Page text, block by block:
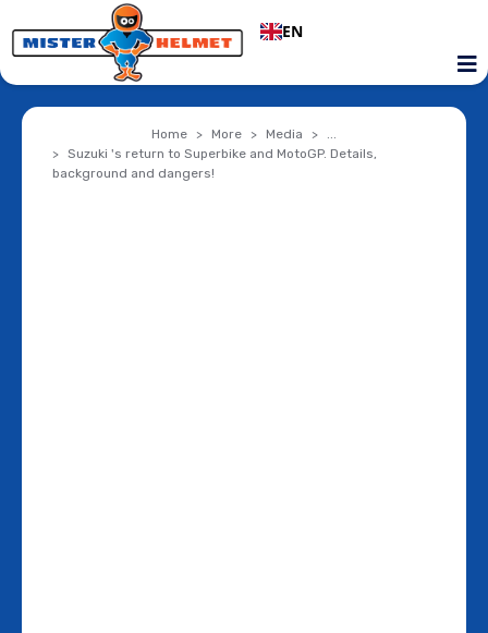
EN
Home More Media
...
Suzuki 's return to Superbike and MotoGP. Details,
background and dangers!